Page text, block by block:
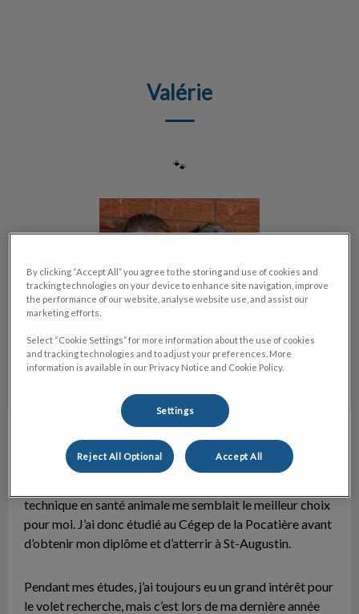
Valérie
🐾
Amoureuse des animaux depuis mon enfance, il était clair
technique en santé animale me semblait le meilleur choix
pour moi. J’ai donc étudié au Cégep de la Pocatière avant
d’obtenir mon diplôme et d’atterrir à St-Augustin.
Pendant mes études, j’ai toujours eu un grand intérêt pour
le volet recherche, mais c’est lors de ma dernière année
By clicking “Accept All” you agree to the storing and use of cookies and
tracking technologies on your device to enhance site navigation, improve
the performance of our website, analyse website use, and assist our
marketing efforts.
Select “Cookie Settings” for more information about the use of cookies
and tracking technologies and to adjust your preferences. More
information is available in our Privacy Notice and Cookie Policy.
Settings
Reject All Optional Accept All